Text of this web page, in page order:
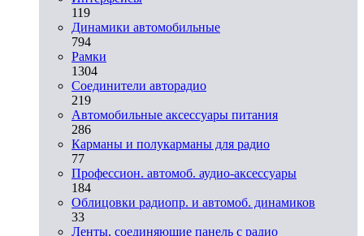
119
Динамики автомобильные
794
Рамки
1304
Соединители авторадио
219
Автомобильные аксессуары питания
286
Карманы и полукарманы для радио
77
Профессион. автомоб. аудио-аксессуары
184
Облицовки радиопр. и автомоб. динамиков
33
Ленты, соединяющие панель с радио